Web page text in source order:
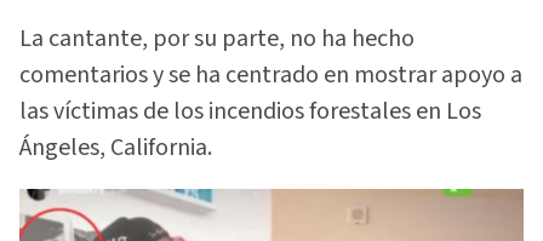
La cantante, por su parte, no ha hecho
comentarios y se ha centrado en mostrar apoyo a
las víctimas de los incendios forestales en Los
Ángeles, California.